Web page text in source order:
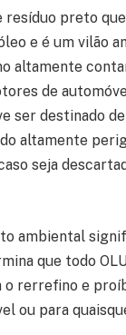
resíduo preto
e é um vilão
altamente
de
ser destinado
altamente
seja
ambiental
que todo
o rerrefino e
ou para